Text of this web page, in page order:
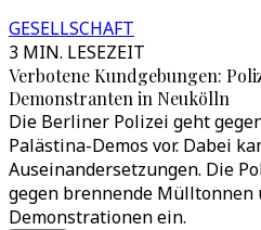
GESELLSCHAFT
3 MIN. LESEZEIT
Verbotene Kundgebungen:
Demonstranten in Neukölln
Die Berliner Polizei geht
Palästina-Demos vor. Dabei
Auseinandersetzungen. Die
gegen brennende Mülltonnen
Demonstrationen ein.